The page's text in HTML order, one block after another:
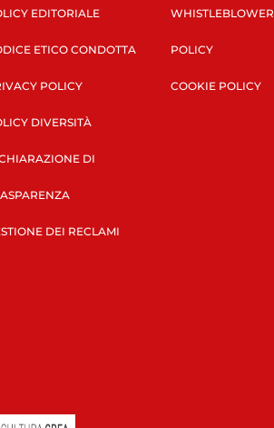
EDITORIALE
ETICO CONDOTTA
POLICY
DIVERSITÀ
DI
DEI RECLAMI
WHISTLEBLOWER
POLICY
COOKIE POLICY